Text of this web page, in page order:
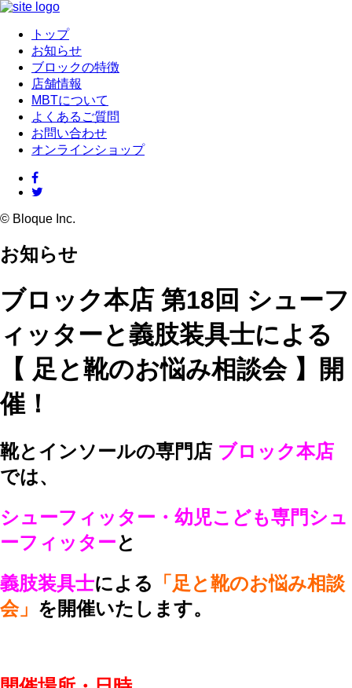
トップ
お知らせ
ブロックの特徴
店舗情報
MBTについて
よくあるご質問
お問い合わせ
オンラインショップ
© Bloque Inc.
お知らせ
ブロック本店 第18回 シューフ
ィッターと義肢装具士による
【 足と靴のお悩み相談会 】開
催！
靴とインソールの専門店 ブロック本店
では、
シューフィッター・幼児こども専門シュ
ーフィッターと
義肢装具士による
「足と靴のお悩み相談
会」 を開催いたします。